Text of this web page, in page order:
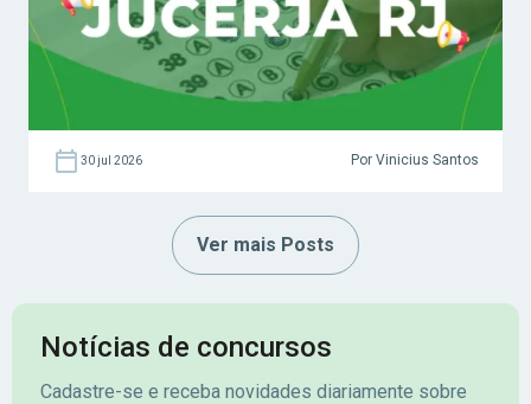
30 jul 2026 Por Vinicius Santos
Ver mais Posts
Notícias de concursos
Cadastre-se e receba novidades diariamente sobre